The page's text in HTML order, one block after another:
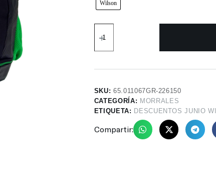
Wilson
SKU:65.011067GR-226150
CATEGORÍA: MORRALES
ETIQUETA: DESCUENTOS JUNIO
Compartir: